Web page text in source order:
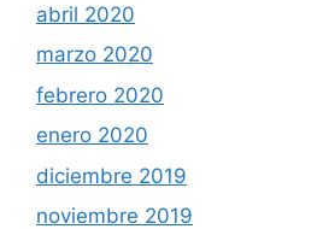
abril 2020
marzo 2020
febrero 2020
enero 2020
diciembre 2019
noviembre 2019